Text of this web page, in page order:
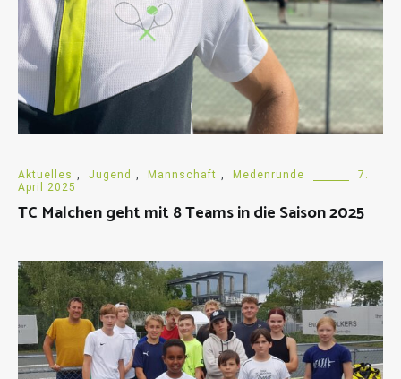
Aktuelles , Jugend , Mannschaft , Medenrunde
7.
April 2025
TC Malchen geht mit 8 Teams in die Saison 2025